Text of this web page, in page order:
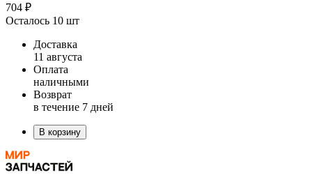
704 ₽
Осталось 10 шт
Доставка
11 августа
Оплата
наличными
Возврат
в течение 7 дней
В корзину